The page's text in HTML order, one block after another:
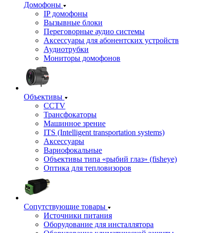
Домофоны
IP домофоны
Вызывные блоки
Переговорные аудио системы
Аксессуары для абонентских устройств
Аудиотрубки
Мониторы домофонов
Объективы
CCTV
Трансфокаторы
Машинное зрение
ITS (Intelligent transportation systems)
Аксессуары
Вариофокальные
Объективы типа «рыбий глаз» (fisheye)
Оптика для тепловизоров
Сопутствующие товары
Источники питания
Оборудование для инсталлятора